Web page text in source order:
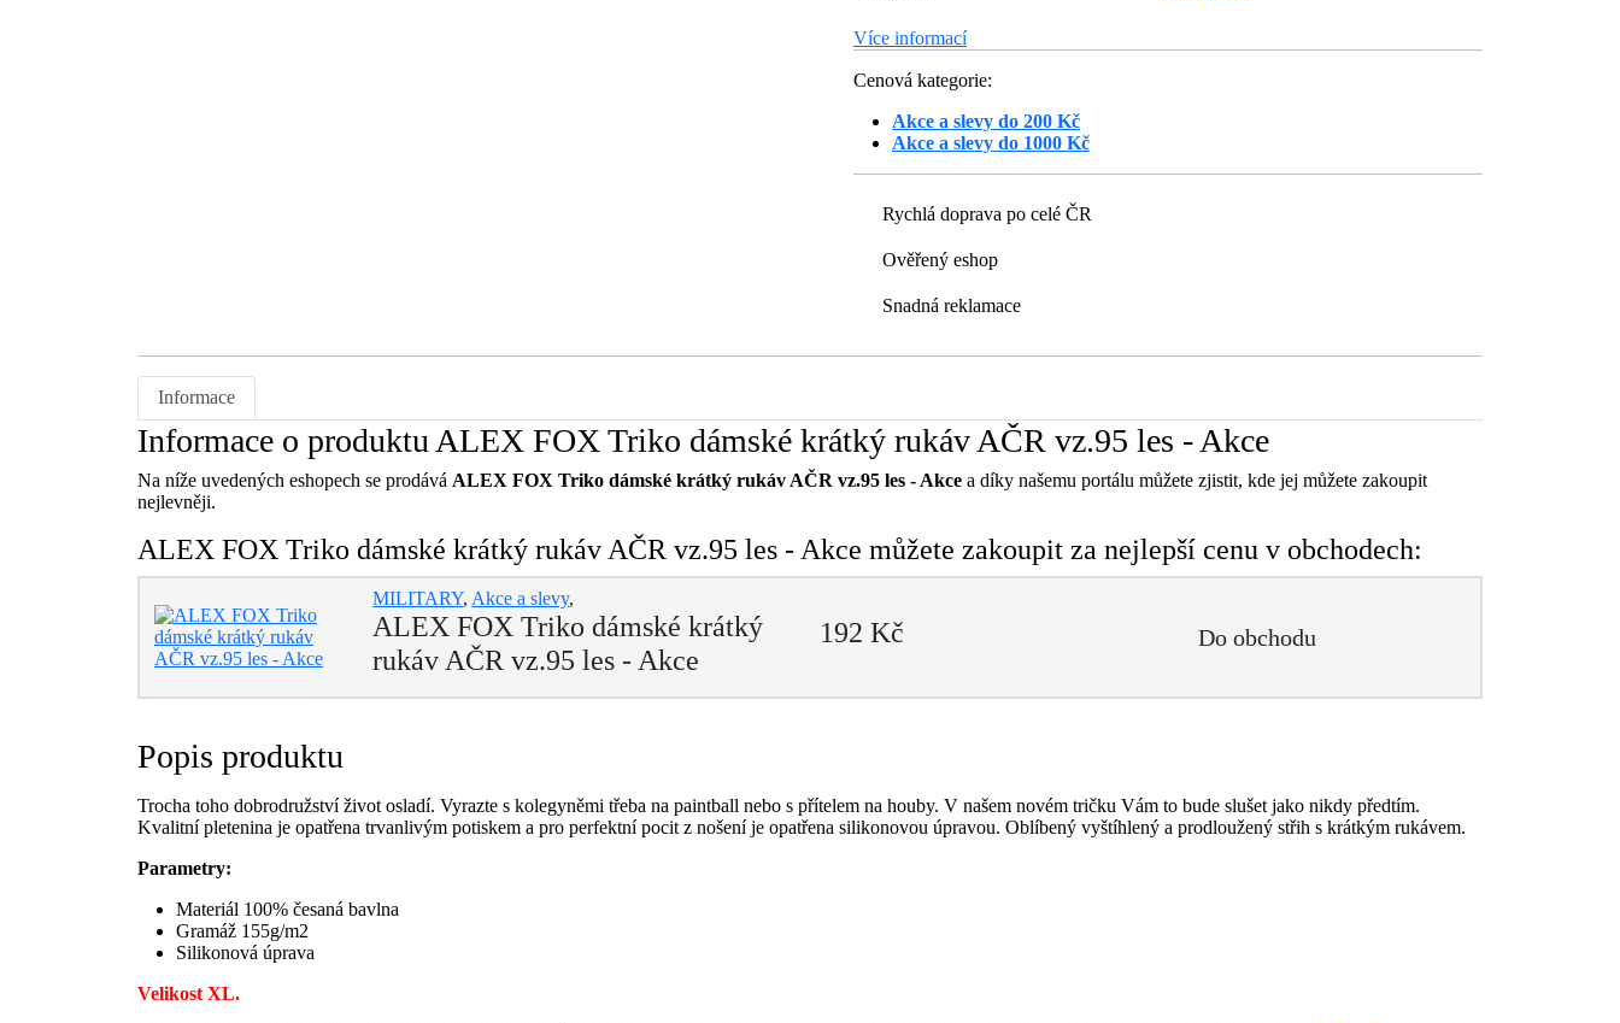
Více informací
Cenová kategorie:
Akce a slevy do 200 Kč
Akce a slevy do 1000 Kč
Rychlá doprava po celé ČR
Ověřený eshop
Snadná reklamace
Informace
Informace o produktu ALEX FOX Triko dámské krátký rukáv AČR vz.95 les - Akce
Na níže uvedených eshopech se prodává ALEX FOX Triko dámské krátký rukáv AČR vz.95 les - Akce a díky našemu portálu můžete zjistit, kde jej můžete zakoupit
nejlevněji.
ALEX FOX Triko dámské krátký rukáv AČR vz.95 les - Akce můžete zakoupit za nejlepší cenu v obchodech:
MILITARY, Akce a slevy,
ALEX FOX Triko dámské krátký
rukáv AČR vz.95 les - Akce
192 Kč Do obchodu
Popis produktu
Trocha toho dobrodružství život osladí. Vyrazte s kolegyněmi třeba na paintball nebo s přítelem na houby. V našem novém tričku Vám to bude slušet jako nikdy předtím.
Kvalitní pletenina je opatřena trvanlivým potiskem a pro perfektní pocit z nošení je opatřena silikonovou úpravou. Oblíbený vyštíhlený a prodloužený střih s krátkým rukávem.
Parametry:
Materiál 100% česaná bavlna
Gramáž 155g/m2
Silikonová úprava
Velikost XL.